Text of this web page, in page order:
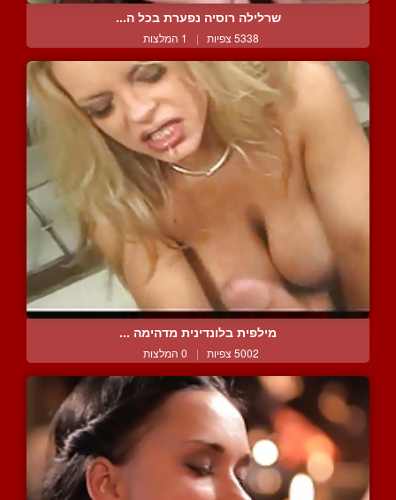
שרלילה רוסיה נפערת בכל ה...
5338 צפיות | 1 המלצות
מילפית בלונדינית מדהימה ...
5002 צפיות | 0 המלצות